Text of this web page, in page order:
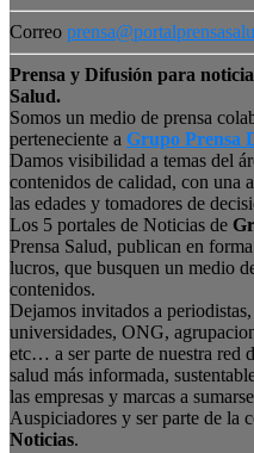
Correo
Prensa y Difusión para
Salud.
Somos un medio de prensa
perteneciente a Grupo Prensa
Damos visibilidad a temas del
contenidos de calidad, con una
las edades y tomadores de
Los 5 portales de Noticias de
Prensa Salud, publican en
lucros, que busquen un medio
contenidos.
Dejamos invitados a
universidades, ONG,
etc… a ser parte de nuestra red
salud más informada,
las empresas y marcas a
Auspiciadores y ser parte de la
Noticias.